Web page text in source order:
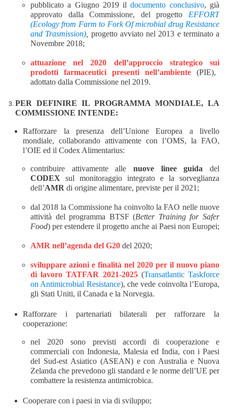
pubblicato a Giugno 2019 ildocumento conclusivo, già
approvato dalla Commissione, del progetto EFFORT
(Ecology from Farm to Fork Ofmicrobial drug Resistance
and Trasmission) progetto avviato nel 2013 e terminato a
Novembre 2018;
attuazione nel 2020 dell’approccio strategicosui
prodotti farmaceutici presenti nell’ambiente (PIE),
adottato dalla Commissione nel 2019.
PER DEFINIRE IL PROGRAMMA MONDIALE, LA
COMMISSIONE INTENDE:
Rafforzare la presenza dell’Unione Europea a livello
mondiale, collaborando attivamente con l’OMS, la FAO,
l’OIE ed il Codex Alimentarius:
contribuire attivamente alle nuove linee guida del
CODEX sul monitoraggio integrato e la sorveglianza
dell’AMR di origine alimentare, previste per il 2021;
dal 2018 la Commissione ha coinvolto la FAO nelle nuove
attività del programma BTSF (Better Training for Safer
Food) per estendere il progetto anche ai Paesi non Europei;
AMR nell’agenda del G20 del 2020;
sviluppare azioni e finalità nel 2020 per il nuovo piano
di lavoroTATFAR 2021-2025(Transatlantic Taskforce
on Antimicrobial Resistance), che vede coinvolta l’Europa,
gli Stati Uniti, il Canada e la Norvegia.
Rafforzare i partenariati bilaterali per rafforzare la
cooperazione:
nel 2020 sono previsti accordi di cooperazione e
commerciali con Indonesia, Malesia ed India, con i Paesi
del Sud-est Asiatico (ASEAN) e con Australia e Nuova
Zelanda che prevedono gli standard e le norme dell’UE per
combattere la resistenza antimicrobica.
Cooperare con i paesi in via di sviluppo;